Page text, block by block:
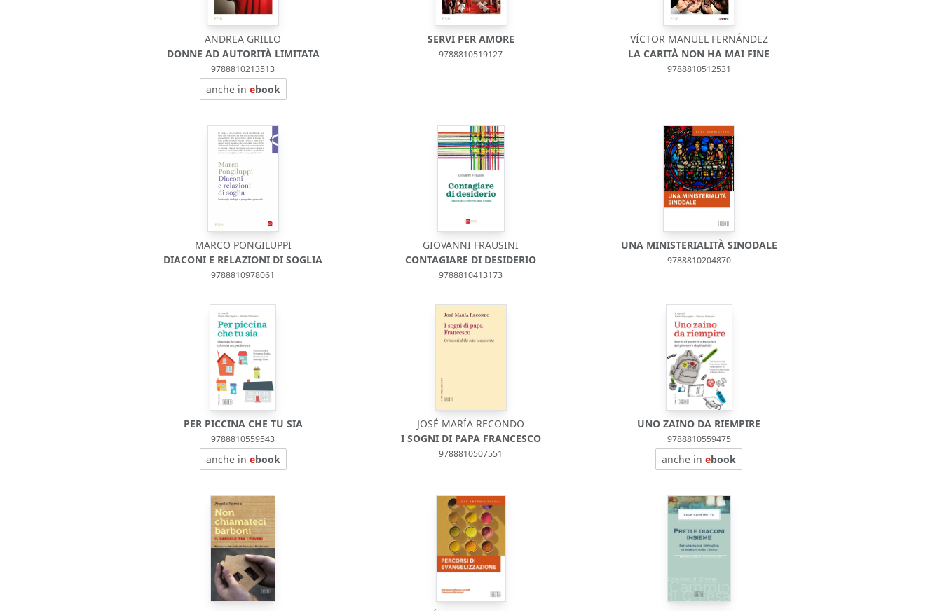
ANDREA GRILLO
DONNE AD AUTORITÀ LIMITATA
9788810213513
anche in ebook
SERVI PER AMORE
9788810519127
VÍCTOR MANUEL FERNÁNDEZ
LA CARITÀ NON HA MAI FINE
9788810512531
MARCO PONGILUPPI
DIACONI E RELAZIONI DI SOGLIA
9788810978061
GIOVANNI FRAUSINI
CONTAGIARE DI DESIDERIO
9788810413173
UNA MINISTERIALITÀ SINODALE
9788810204870
PER PICCINA CHE TU SIA
9788810559543
anche in ebook
JOSÉ MARÍA RECONDO
I SOGNI DI PAPA FRANCESCO
9788810507551
UNO ZAINO DA RIEMPIRE
9788810559475
anche inebook